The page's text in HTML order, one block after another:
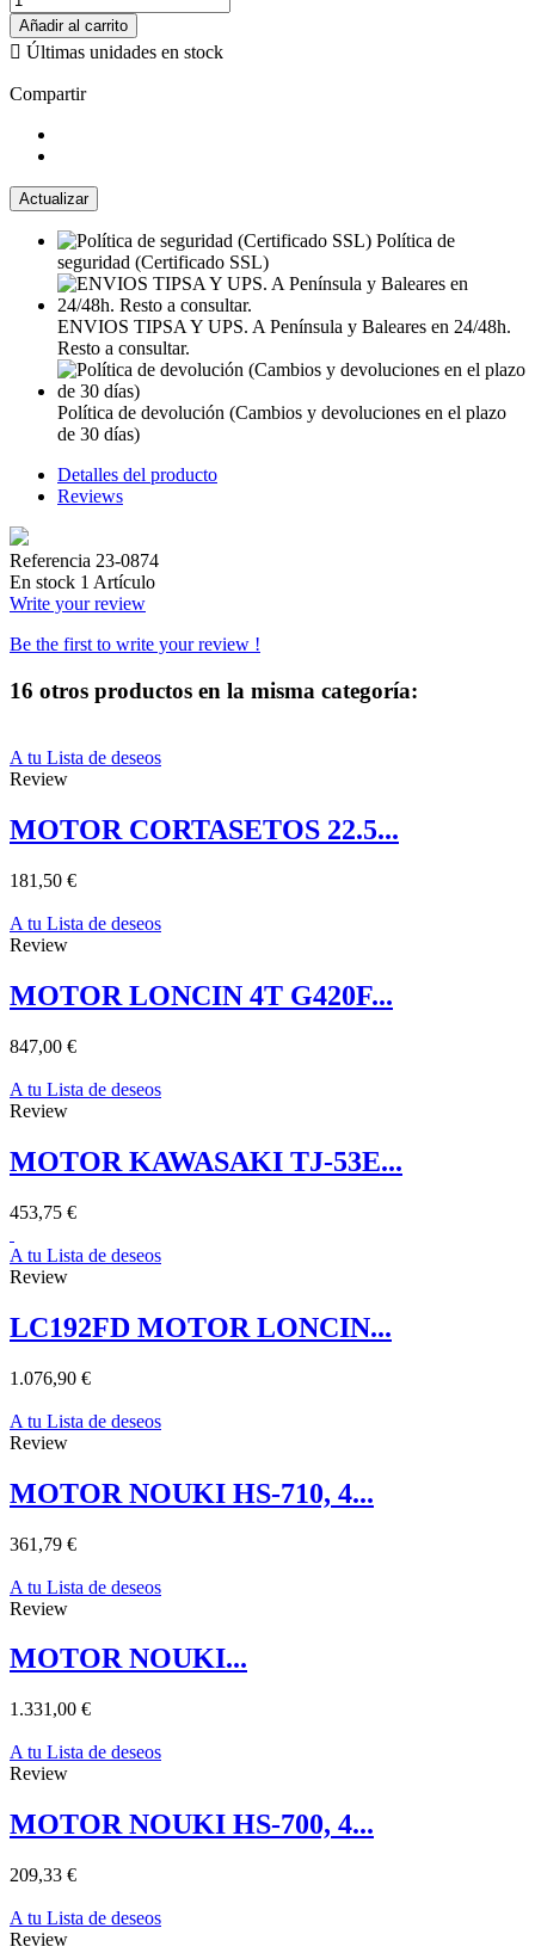
Añadir al carrito
 Últimas unidades en stock
Compartir
Política de
seguridad (Certificado SSL)
ENVIOS TIPSA Y UPS. A Península y Baleares en 24/48h.
Resto a consultar.
Política de devolución (Cambios y devoluciones en el plazo
de 30 días)
Detalles del producto
Reviews
Referencia 23-0874
En stock 1 Artículo
Write your review
Be the first to write your review !
16 otros productos en la misma categoría:
A tu Lista de deseos
Review
MOTOR CORTASETOS 22.5...
181,50 €
A tu Lista de deseos
Review
MOTOR LONCIN 4T G420F...
847,00 €
A tu Lista de deseos
Review
MOTOR KAWASAKI TJ-53E...
453,75 €
A tu Lista de deseos
Review
LC192FD MOTOR LONCIN...
1.076,90 €
A tu Lista de deseos
Review
MOTOR NOUKI HS-710, 4...
361,79 €
A tu Lista de deseos
Review
MOTOR NOUKI...
1.331,00 €
A tu Lista de deseos
Review
MOTOR NOUKI HS-700, 4...
209,33 €
A tu Lista de deseos
Review